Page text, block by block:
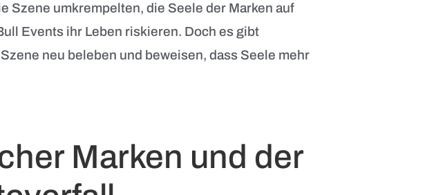
Szene umkrempelten, die Seele der Marken auf
Events ihr Leben riskieren. Doch es gibt
neu beleben und beweisen, dass Seele mehr
Marken und der